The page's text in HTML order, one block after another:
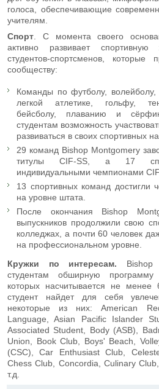
голоса, обеспечивающие
учителям.
Спорт . С момента своего
активно развивает
студентов-спортсменов,
сообществу:
Команды по футболу, волейболу,
легкой атлетике, гольфу,
бейсболу, плаванию и
студентам возможность
развиваться в своих спортивных
29 команд Bishop Montgomery
титулы CIF-SS, а 17
индивидуальными чемпионами
13 спортивных команд достигли
на уровне штата.
После окончания Bishop
выпускников продолжили свою
колледжах, а почти 60 человек
на профессиональном уровне.
Кружки по интересам. Bishop
студентам обширную программу
которых насчитывается не
студент найдет для себя
некоторые из них: American
Language, Asian Pacific Islander
Associated Student, Body (ASB),
Union, Book Club, Boys' Beach,
(CSC), Car Enthusiast Club,
Chess Club, Concordia, Culinary
т.д.